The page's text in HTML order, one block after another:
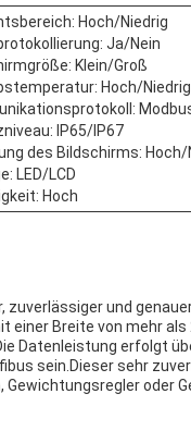
Hoch/Niedrig
Ja/Nein
Klein/Groß
Hoch/Niedrig
IP65/IP67
des Bildschirms: Hoch/
LED/LCD
Hoch
zuverlässiger und
Breite von mehr als
Datenleistung erfolgt
sein.Dieser sehr
oder